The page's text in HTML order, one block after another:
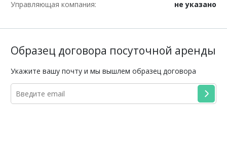
Управляющая компания:
не указано
Образец договора посуточной аренды
Укажите вашу почту и мы вышлем образец договора